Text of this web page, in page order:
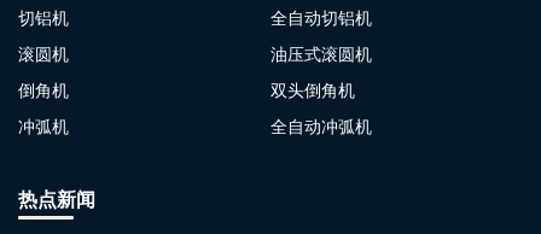
切铝机
滚圆机
倒角机
冲弧机
全自动切铝机
油压式滚圆机
双头倒角机
全自动冲弧机
热点新闻